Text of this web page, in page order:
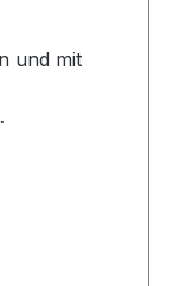
und mit